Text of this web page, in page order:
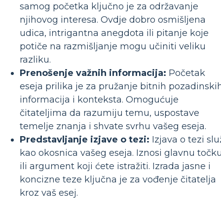
samog početka ključno je za održavanje
njihovog interesa. Ovdje dobro osmišljena
udica, intrigantna anegdota ili pitanje koje
potiče na razmišljanje mogu učiniti veliku
razliku.
Prenošenje važnih informacija: Početak
eseja prilika je za pružanje bitnih
informacija i konteksta. Omogućuje
čitateljima da razumiju temu, uspostave
temelje znanja i shvate svrhu vašeg eseja.
Predstavljanje izjave o tezi: Izjava o tezi
kao okosnica vašeg eseja. Iznosi glavnu
ili argument koji ćete istražiti. Izrada jasne i
koncizne teze ključna je za vođenje čitatelja
kroz vaš esej.